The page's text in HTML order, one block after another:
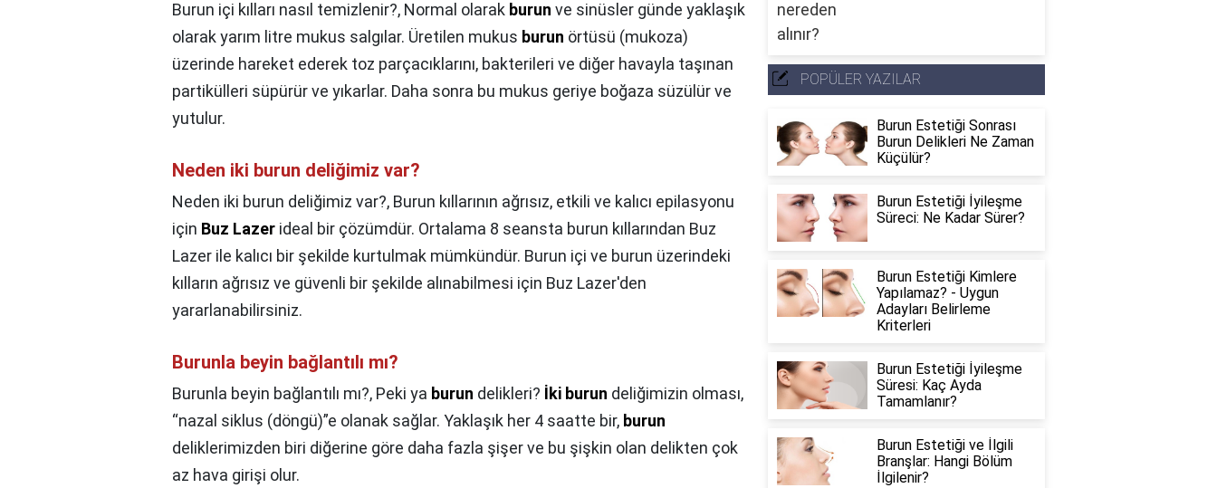
Burun içi kılları nasıl temizlenir?, Normal olarak burun ve sinüsler günde yaklaşık
olarak yarım litre mukus salgılar. Üretilen mukus burun örtüsü (mukoza)
üzerinde hareket ederek toz parçacıklarını, bakterileri ve diğer havayla taşınan
partikülleri süpürür ve yıkarlar. Daha sonra bu mukus geriye boğaza süzülür ve
yutulur.
Neden iki burun deliğimiz var?
Neden iki burun deliğimiz var?, Burun kıllarının ağrısız, etkili ve kalıcı epilasyonu
için Buz Lazer ideal bir çözümdür. Ortalama 8 seansta burun kıllarından Buz
Lazer ile kalıcı bir şekilde kurtulmak mümkündür. Burun içi ve burun üzerindeki
kılların ağrısız ve güvenli bir şekilde alınabilmesi için Buz Lazer'den
yararlanabilirsiniz.
Burunla beyin bağlantılı mı?
Burunla beyin bağlantılı mı?, Peki ya burun delikleri? İki burun deliğimizin olması,
“nazal siklus (döngü)”e olanak sağlar. Yaklaşık her 4 saatte bir, burun
deliklerimizden biri diğerine göre daha fazla şişer ve bu şişkin olan delikten çok
az hava girişi olur.
POPÜLER YAZILAR
Burun Estetiği Sonrası
Burun Delikleri Ne Zaman
Küçülür?
Burun Estetiği İyileşme
Süreci: Ne Kadar Sürer?
Burun Estetiği Kimlere
Yapılamaz? - Uygun
Adayları Belirleme
Kriterleri
Burun Estetiği İyileşme
Süresi: Kaç Ayda
Tamamlanır?
Burun Estetiği ve İlgili
Branşlar: Hangi Bölüm
İlgilenir?